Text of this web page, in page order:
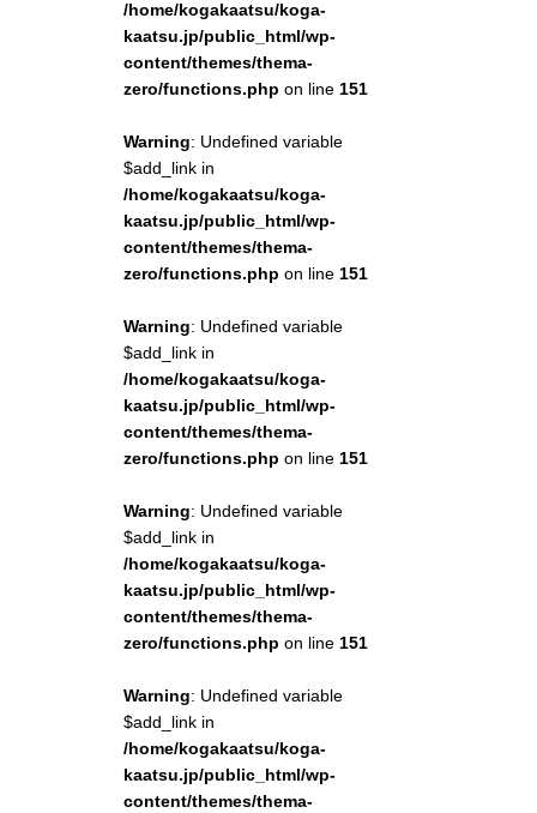
/home/kogakaatsu/koga-
kaatsu.jp/public_html/wp-
content/themes/thema-
zero/functions.php on line 151
Warning: Undefined variable
$add_link in
/home/kogakaatsu/koga-
kaatsu.jp/public_html/wp-
content/themes/thema-
zero/functions.php on line 151
Warning: Undefined variable
$add_link in
/home/kogakaatsu/koga-
kaatsu.jp/public_html/wp-
content/themes/thema-
zero/functions.php on line 151
Warning: Undefined variable
$add_link in
/home/kogakaatsu/koga-
kaatsu.jp/public_html/wp-
content/themes/thema-
zero/functions.php on line 151
Warning: Undefined variable
$add_link in
/home/kogakaatsu/koga-
kaatsu.jp/public_html/wp-
content/themes/thema-